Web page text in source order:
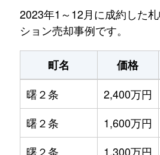
2023年1～12月に成約した
ション売却事例です。
町名 価格
曙２条
2,400万円
曙２条
1,600万円
曙２条
1,300万円